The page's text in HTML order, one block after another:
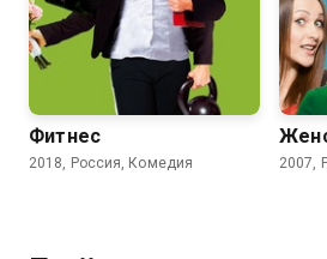
Фитнес
2018, Россия, Комедия
4.2
2007,